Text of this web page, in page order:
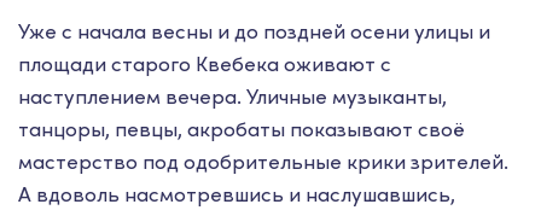
Уже с начала весны и до поздней осени улицы и
площади старого Квебека оживают с
наступлением вечера. Уличные музыканты,
танцоры, певцы, акробаты показывают своё
мастерство под одобрительные крики зрителей.
А вдоволь насмотревшись и наслушавшись,